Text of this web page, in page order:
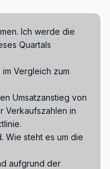
Ich werde die
Quartals
Vergleich zum
Umsatzanstieg von
Verkaufszahlen in
Wie steht es um die
aufgrund der